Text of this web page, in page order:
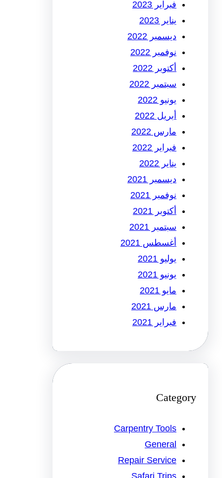
فبراير 2023
يناير 2023
ديسمبر 2022
نوفمبر 2022
أكتوبر 2022
سبتمبر 2022
يونيو 2022
أبريل 2022
مارس 2022
فبراير 2022
يناير 2022
ديسمبر 2021
نوفمبر 2021
أكتوبر 2021
سبتمبر 2021
أغسطس 2021
يوليو 2021
يونيو 2021
مايو 2021
مارس 2021
فبراير 2021
Category
Carpentry Tools
General
Repair Service